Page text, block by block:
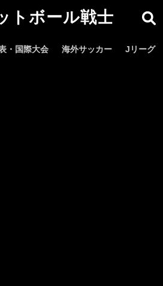
トボール戦士
・国際大会 海外サッカー Jリーグ